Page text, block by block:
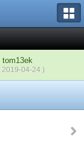
tom13ek
04-24 )